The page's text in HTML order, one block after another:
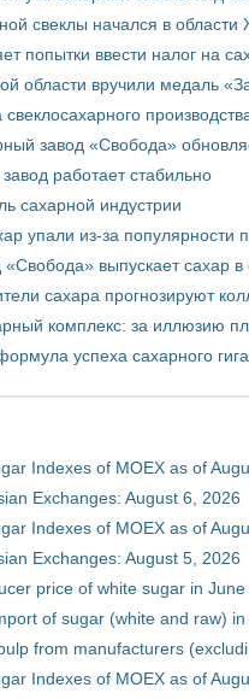
свеклы начался в области
попытки ввести налог на
области вручили медаль
завод «Свобода»
работает стабильно
сахарной индустрии
упали из-за популярности
выпускает сахар в
сахара прогнозируют
комплекс: за иллюзию
успеха сахарного
Indexes of MOEX as of
Exchanges: August 6, 2026
Indexes of MOEX as of
Exchanges: August 5, 2026
price of white sugar in
of sugar (white and raw)
from manufacturers
Indexes of MOEX as of